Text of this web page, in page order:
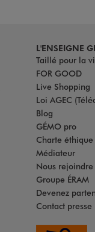
L'ENSEIGNE
Taillé pour la
FOR GOOD
Live Shopping
Loi AGEC
Blog
GÉMO pro
Charte éthique
Médiateur
Nous rejoindre
Groupe ÉRAM
Devenez
Contact presse